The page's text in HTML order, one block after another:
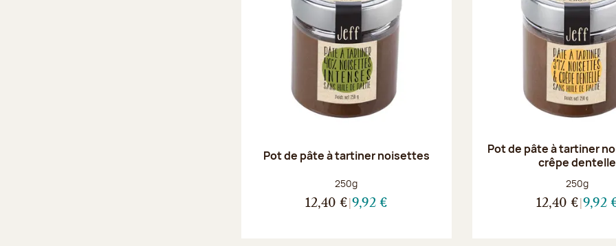
Pot de pâte à tartiner noisettes
Poids net :
250g
12,40 € 9,92 €
Pot de pâte à tartiner
crêpe dentelle
Poids net :
250g
12,40 € 9,92